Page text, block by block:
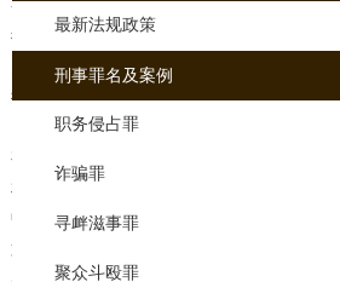
最新法规政策
刑事罪名及案例
职务侵占罪
诈骗罪
寻衅滋事罪
聚众斗殴罪
务的人员。芜湖辩护律师是指通过国家法律
律师执业证书，接受委托或者指定，为当事
员。律师的性质就是为社会提供法律服务为
抽逃出资罪判多少年
资本外逃，数额巨大，后果严重或者有其他
有期徒刑或者拘役
相关法律知识
中华人民共和国刑法
第二十五条公司的发起人、股东违反公司法
实，未缴纳货币、货物或者财产权利转让